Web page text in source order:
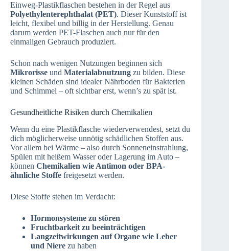
Einweg-Plastikflaschen bestehen in der Regel aus
Polyethylenterephthalat (PET). Dieser Kunststoff ist
leicht, flexibel und billig in der Herstellung. Genau
darum werden PET-Flaschen auch nur für den
einmaligen Gebrauch produziert.
Schon nach wenigen Nutzungen beginnen sich
Mikrorisse und Materialabnutzung zu bilden. Diese
kleinen Schäden sind idealer Nährboden für Bakterien
und Schimmel – oft sichtbar erst, wenn’s zu spät ist.
Gesundheitliche Risiken durch Chemikalien
Wenn du eine Plastikflasche wiederverwendest, setzt du
dich möglicherweise unnötig schädlichen Stoffen aus.
Vor allem bei Wärme – also durch Sonneneinstrahlung,
Spülen mit heißem Wasser oder Lagerung im Auto –
können Chemikalien wie Antimon oder BPA-
ähnliche Stoffe freigesetzt werden.
Diese Stoffe stehen im Verdacht:
Hormonsysteme zu stören
Fruchtbarkeit zu beeinträchtigen
Langzeitwirkungen auf Organe wie Leber
und Niere zu haben